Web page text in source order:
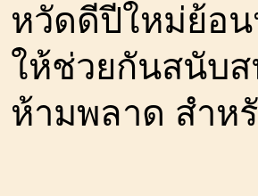
หวัดดีปีใหม่ย้อน
ให้ช่วยกันสนับส
ห้ามพลาด สำห